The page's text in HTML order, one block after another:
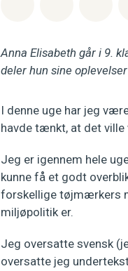
Anna Elisabeth går i 9.
deler hun sine oplevelser
I denne uge har jeg
havde tænkt, at det
Jeg er igennem hele
kunne få et godt
forskellige tøjmærkers
miljøpolitik er.
Jeg oversatte svensk
oversatte jeg